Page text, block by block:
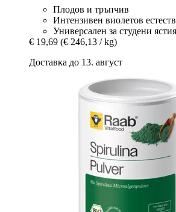
Плодов и тръпчив
Интензивен виолетов
Универсален за студени ястия
€ 19,69 (€ 246,13 / kg)
Доставка до 13. август